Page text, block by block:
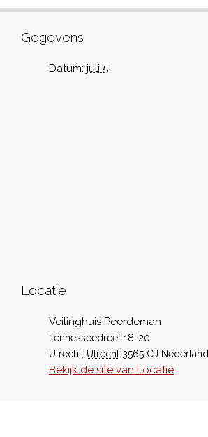
Gegevens
Datum: juli 5
Locatie
Veilinghuis Peerdeman
Tennesseedreef 18-20
Utrecht Utrecht 3565 CJ Nederland
Bekijk de site van Locatie